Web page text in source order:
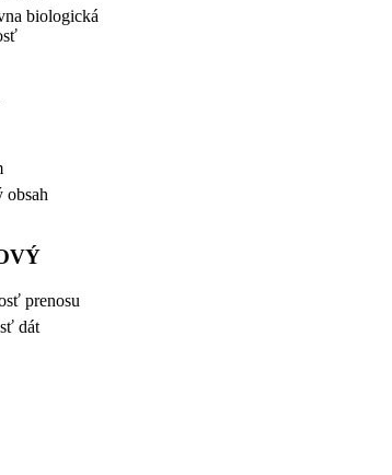
biologická
obsah
prenosu
dát